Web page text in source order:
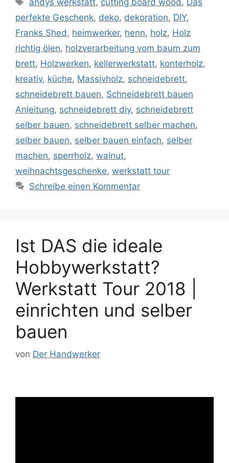
perfekte Geschenk, deko, dekoration, DIY,
Franks Shed , heimwerker, henn, holz, Holz
richtig ölen, holzverarbeitung vom baum zum
brett, Holzwerken, kellerwerkstatt, konterholz,
kreativ, küche, Massivholz, schneidebrett,
schneidebrett bauen, Schneidebrett bauen
Anleitung, schneidebrett diy, schneidebrett
selber bauen, schneidebrett selber machen,
selber bauen, selber bauen einfach, selber
machen, sperrholz, walnut,
weihnachtsgeschenke, werkstatt tour
Schreibe einen Kommentar
Ist DAS die ideale
Hobbywerkstatt?
Werkstatt Tour 2018 |
einrichten und selber
bauen
von Der Handwerker